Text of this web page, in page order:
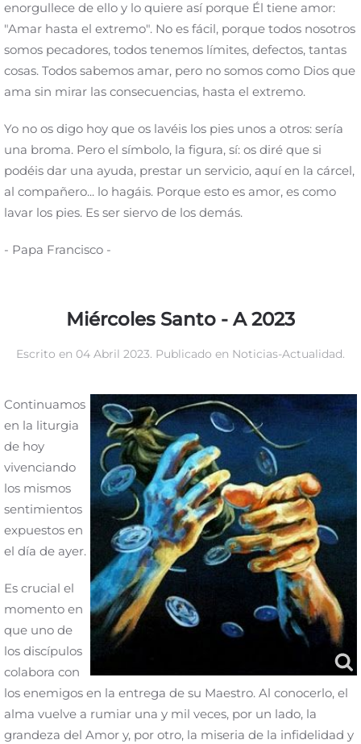
enorgullece de ello y lo quiere así porque Él tiene amor:
"Amar hasta el extremo". No es fácil, porque todos nosotros
somos pecadores, todos tenemos límites, defectos, tantas
cosas. Todos sabemos amar, pero no somos como Dios que
ama sin mirar las consecuencias, hasta el extremo.
Yo no os digo hoy que os lavéis los pies unos a otros: sería
una broma. Pero el símbolo, la figura, sí: os diré que si
podéis dar una ayuda, prestar un servicio, aquí en la cárcel,
al compañero... lo hagáis. Porque esto es amor, es como
lavar los pies. Es ser siervo de los demás.
- Papa Francisco -
Miércoles Santo - A 2023
Escrito en 04 Abril 2023. Publicado en Noticias-Actualidad.
Continuamos
en la liturgia
de hoy
vivenciando
los mismos
sentimientos
expuestos en
el día de ayer.
Es crucial el
momento en
que uno de
los discípulos
colabora con
los enemigos en la entrega de su Maestro. Al conocerlo, el
alma vuelve a rumiar una y mil veces, por un lado, la
grandeza del Amor y, por otro, la miseria de la infidelidad y